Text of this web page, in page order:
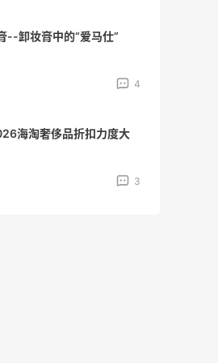
--卸妆膏中的“爱马仕”
4
海淘奢侈品折扣力度大
3